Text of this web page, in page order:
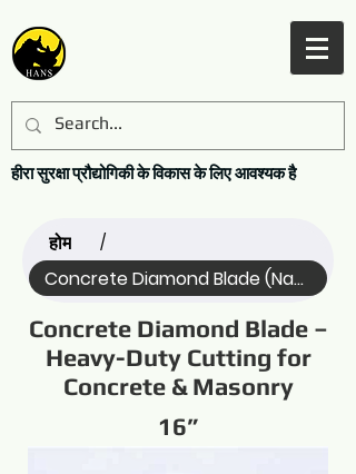
हीरा सुरक्षा प्रौद्योगिकी के विकास के लिए आवश्यक है
होम /
Concrete Diamond Blade (Name)
Concrete Diamond Blade –
Heavy-Duty Cutting for
Concrete & Masonry
16”